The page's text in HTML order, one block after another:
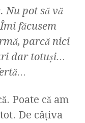
Nu pot să vă
făcusem
parcă nici
dar totuşi…
Poate că am
De câţiva